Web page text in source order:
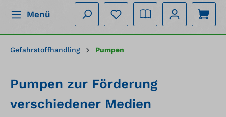
Menü
Gefahrstoffhandling Pumpen
Pumpen zur Förderung
verschiedener Medien